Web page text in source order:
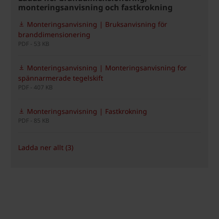
monteringsanvisning och fastkrokning
Monteringsanvisning | Bruksanvisning för
branddimensionering
PDF - 53 KB
Monteringsanvisning | Monteringsanvisning for
spännarmerade tegelskift
PDF - 407 KB
Monteringsanvisning | Fastkrokning
PDF - 85 KB
Ladda ner allt (3)